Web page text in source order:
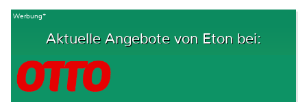
Werbung*
Aktuelle Angebote von Eton bei: